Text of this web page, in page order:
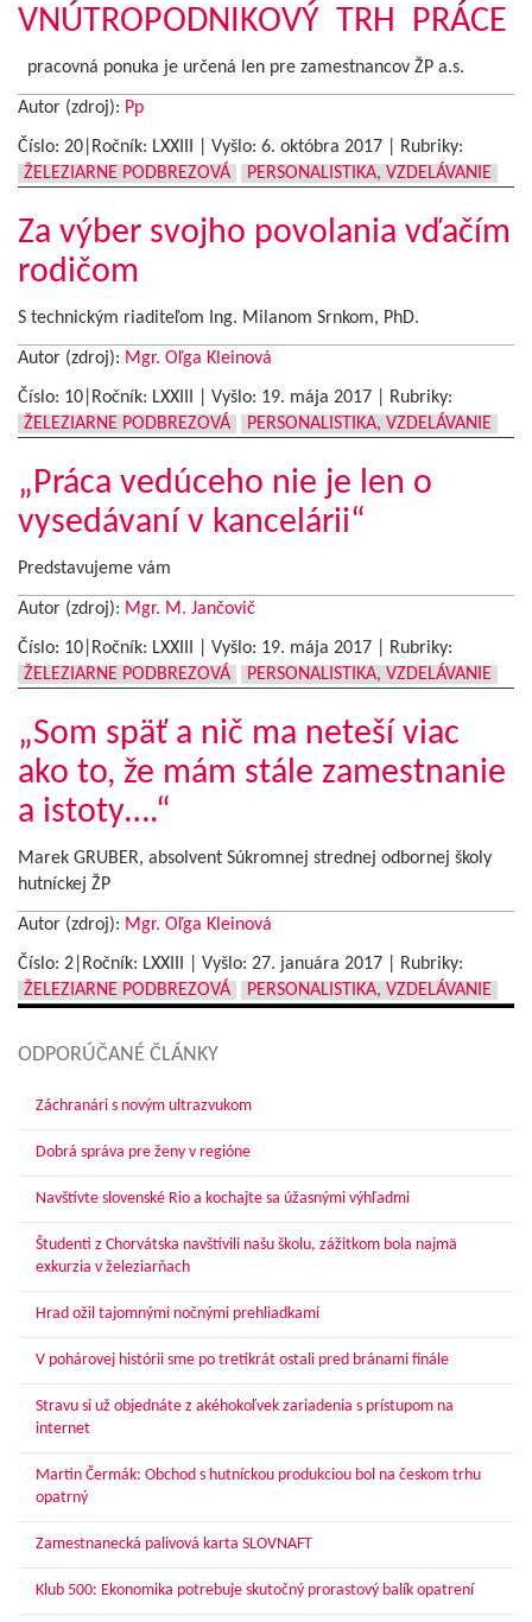
VNÚTROPODNIKOVÝ TRH PRÁCE
pracovná ponuka je určená len pre zamestnancov ŽP a.s.
Autor (zdroj): Pp
Číslo: 20|Ročník: LXXIII | Vyšlo: 6. októbra 2017
Rubriky:
ŽELEZIARNE PODBREZOVÁ
PERSONALISTIKA, VZDELÁVANIE
Za výber svojho povolania vďačím
rodičom
S technickým riaditeľom Ing. Milanom Srnkom, PhD.
Autor (zdroj): Mgr. Oľga Kleinová
Číslo: 10|Ročník: LXXIII | Vyšlo: 19. mája 2017
Rubriky:
ŽELEZIARNE PODBREZOVÁ
PERSONALISTIKA, VZDELÁVANIE
„Práca vedúceho nie je len o
vysedávaní v kancelárii“
Predstavujeme vám
Autor (zdroj): Mgr. M. Jančovič
Číslo: 10|Ročník: LXXIII | Vyšlo: 19. mája 2017
Rubriky:
ŽELEZIARNE PODBREZOVÁ
PERSONALISTIKA, VZDELÁVANIE
„Som späť a nič ma neteší viac
ako to, že mám stále zamestnanie
a istoty….“
Marek GRUBER, absolvent Súkromnej strednej odbornej školy
hutníckej ŽP
Autor (zdroj): Mgr. Oľga Kleinová
Číslo: 2|Ročník: LXXIII | Vyšlo: 27. januára 2017
Rubriky:
ŽELEZIARNE PODBREZOVÁ
PERSONALISTIKA, VZDELÁVANIE
ODPORÚČANÉ ČLÁNKY
Záchranári s novým ultrazvukom
Dobrá správa pre ženy v regióne
Navštívte slovenské Rio a kochajte sa úžasnými výhľadmi
Študenti z Chorvátska navštívili našu školu, zážitkom bola najmä
exkurzia v železiarňach
Hrad ožil tajomnými nočnými prehliadkami
V pohárovej histórii sme po tretíkrát ostali pred bránami finále
Stravu si už objednáte z akéhokoľvek zariadenia s prístupom na
internet
Martin Čermák: Obchod s hutníckou produkciou bol na českom trhu
opatrný
Zamestnanecká palivová karta SLOVNAFT
Klub 500: Ekonomika potrebuje skutočný prorastový balík opatrení